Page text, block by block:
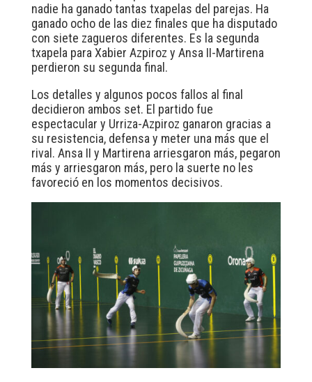
nadie ha ganado tantas txapelas del parejas. Ha
ganado ocho de las diez finales que ha disputado
con siete zagueros diferentes. Es la segunda
txapela para Xabier Azpiroz y Ansa II-Martirena
perdieron su segunda final.
Los detalles y algunos pocos fallos al final
decidieron ambos set. El partido fue
espectacular y Urriza-Azpiroz ganaron gracias a
su resistencia, defensa y meter una más que el
rival. Ansa II y Martirena arriesgaron más, pegaron
más y arriesgaron más, pero la suerte no les
favoreció en los momentos decisivos.